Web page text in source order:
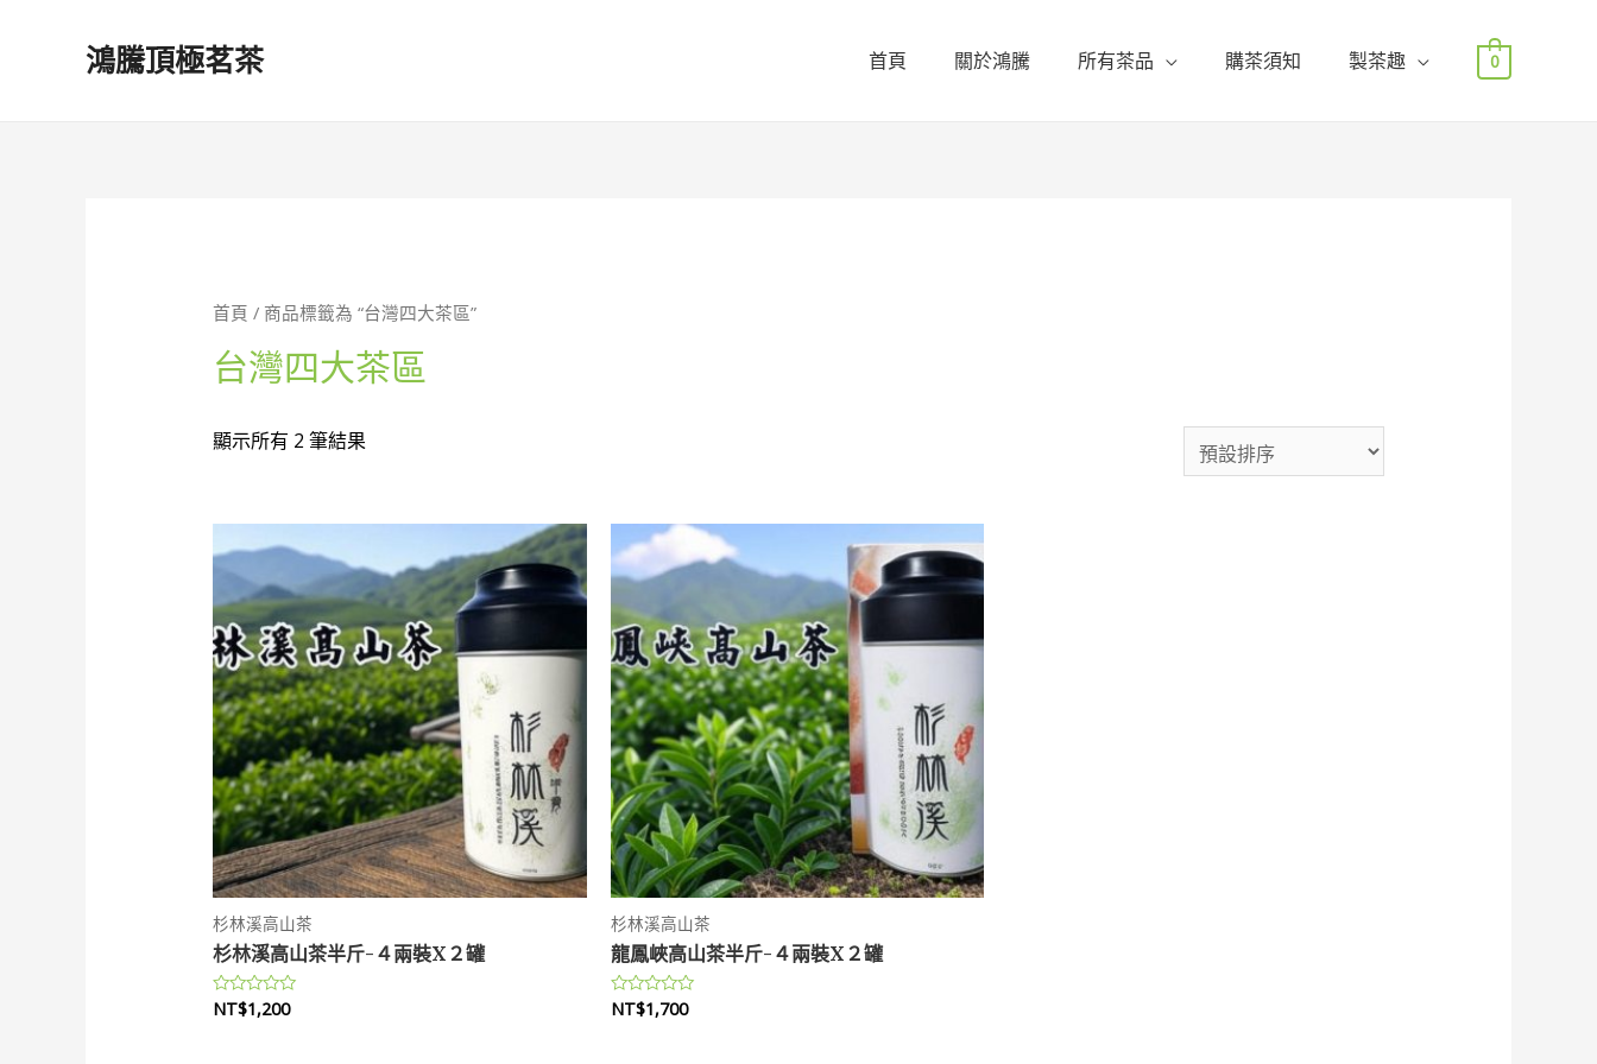
鴻騰頂極茗茶 首頁 關於鴻騰 所有茶品 購茶須知 製茶趣 0
首頁 / 商品標籤為 “台灣四大茶區”
台灣四大茶區
顯示所有 2 筆結果
杉林溪高山茶
杉林溪高山茶半斤-４兩裝X２罐
評
NT$1,200
杉林溪高山茶
龍鳳峽高山茶半斤-４兩裝X２罐
評
NT$1,700